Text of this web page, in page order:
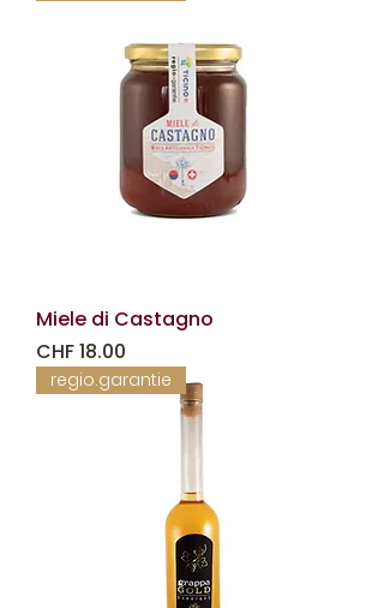
Miele di Castagno
Prezzo
CHF 18.00
regio.garantie